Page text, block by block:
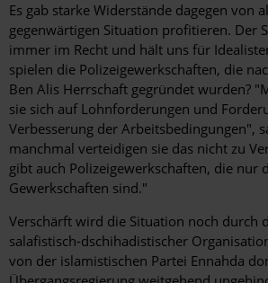
Es gab starke Widerstände dagegen von
gegenwärtigen Situation profitieren. Der
immer im Recht und hält uns für
spielen die Polizeigewerkschaften, die
Ben Alis Herrschaft gegründet wurden?
sie sich auf Lohnforderungen und
Verbesserung der Arbeitsbedingungen",
manchmal verteidigen sie das nicht zu
gibt auch Polizeigewerkschaften, die nur
Gewerkschaften sind."
Verschärft wird die Situation noch durch
salafistisch-dschihadistischer
von der islamistischen Partei Ennahda